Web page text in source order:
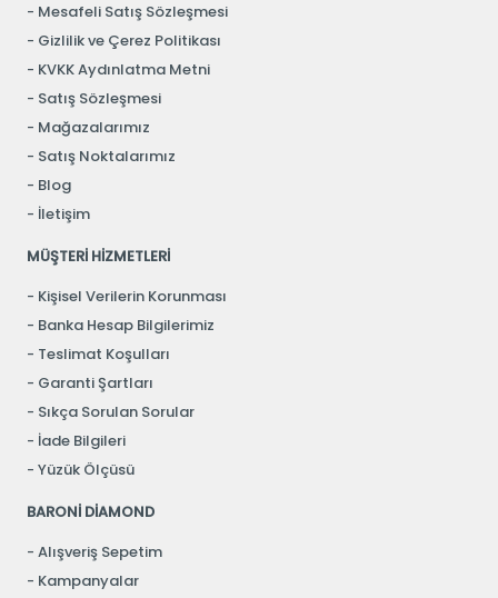
Mesafeli Satış Sözleşmesi
Gizlilik ve Çerez Politikası
KVKK Aydınlatma Metni
Satış Sözleşmesi
Mağazalarımız
Satış Noktalarımız
Blog
İletişim
MÜŞTERİ HİZMETLERİ
Kişisel Verilerin Korunması
Banka Hesap Bilgilerimiz
Teslimat Koşulları
Garanti Şartları
Sıkça Sorulan Sorular
İade Bilgileri
Yüzük Ölçüsü
BARONİ DİAMOND
Alışveriş Sepetim
Kampanyalar